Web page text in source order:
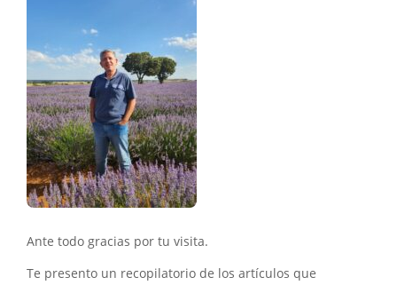
Ante todo gracias por tu visita.
Te presento un recopilatorio de los artículos que